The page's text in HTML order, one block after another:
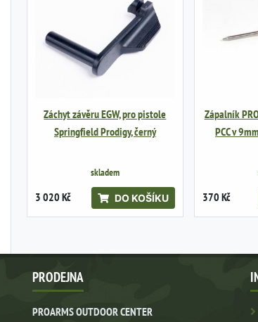
Záchyt závěru EGW, pro pistole
Springfield Prodigy, černý
skladem
3 020 Kč DO KOŠÍKU
Zápalník
PCC v
370 Kč
PRODEJNA
PROARMS OUTDOOR CENTER